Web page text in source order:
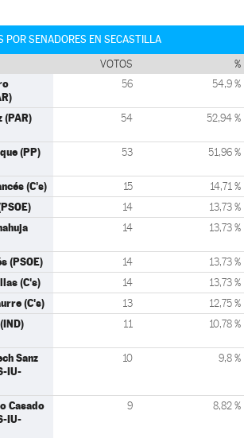
POR SENADORES EN SECASTILLA
VOTOS %
56 54,9 %
(PAR)
54 52,94 %
(PP)
53 51,96 %
(C's) 15 14,71 %
14 13,73 %
14 13,73 %
(PSOE) 14 13,73 %
(C's) 14 13,73 %
(C's) 13 12,75 %
11 10,78 %
Sanz
IU-
10 9,8 %
Casado
IU-
9 8,82 %